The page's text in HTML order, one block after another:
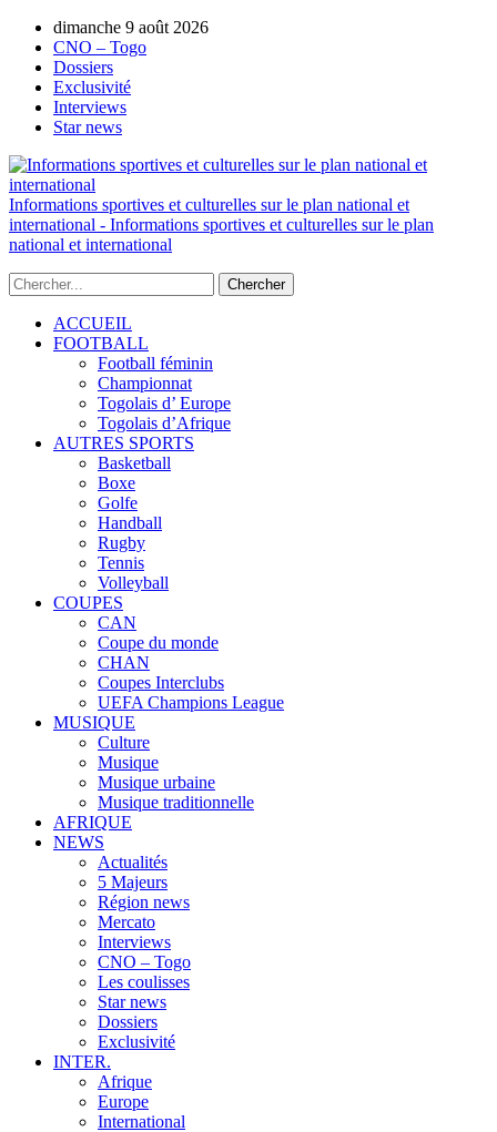
dimanche 9 août 2026
CNO – Togo
Dossiers
Exclusivité
Interviews
Star news
Informations sportives et culturelles sur le plan national et
international - Informations sportives et culturelles sur le plan
national et international
ACCUEIL
FOOTBALL
Football féminin
Championnat
Togolais d’ Europe
Togolais d’Afrique
AUTRES SPORTS
Basketball
Boxe
Golfe
Handball
Rugby
Tennis
Volleyball
COUPES
CAN
Coupe du monde
CHAN
Coupes Interclubs
UEFA Champions League
MUSIQUE
Culture
Musique
Musique urbaine
Musique traditionnelle
AFRIQUE
NEWS
Actualités
5 Majeurs
Région news
Mercato
Interviews
CNO – Togo
Les coulisses
Star news
Dossiers
Exclusivité
INTER.
Afrique
Europe
International
AUTORISATION DE LA HAAC N°0134/